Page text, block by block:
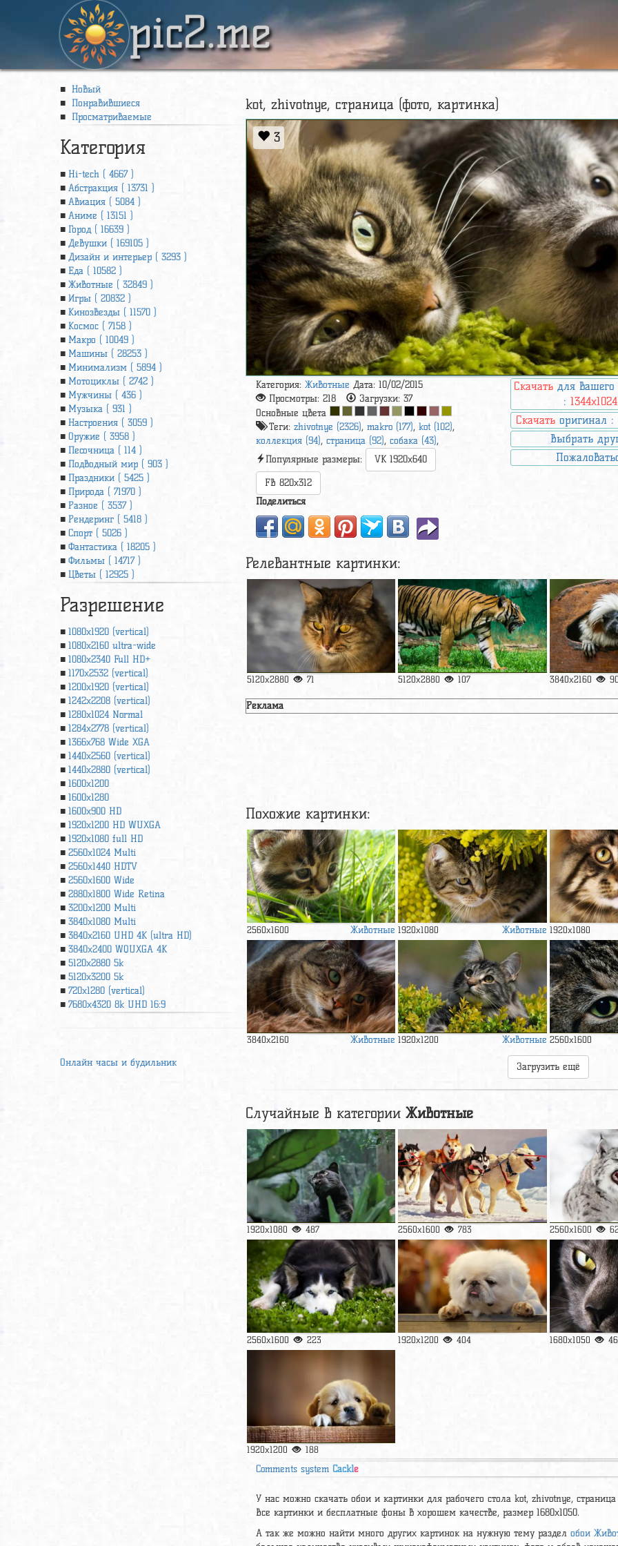
pic2.me
Новый
Понравившиеся
Просматриваемые
Категория
Hi-tech ( 4667 )
Абстракция ( 13731 )
Авиация ( 5084 )
Аниме ( 13151 )
Город ( 16639 )
Девушки ( 169105 )
Дизайн и интерьер ( 3293 )
Еда ( 10582 )
Животные ( 32849 )
Игры ( 20832 )
Кинозвезды ( 11570 )
Космос ( 7158 )
Макро ( 10049 )
Машины ( 28253 )
Минимализм ( 5894 )
Мотоциклы ( 2742 )
Мужчины ( 436 )
Музыка ( 931 )
Настроения ( 3059 )
Оружие ( 3958 )
Песочница ( 114 )
Подводный мир ( 903 )
Праздники ( 5425 )
Природа ( 71970 )
Разное ( 3537 )
Рендеринг ( 5418 )
Спорт ( 5026 )
Фантастика ( 18205 )
Фильмы ( 14717 )
Цветы ( 12925 )
Разрешение
1080x1920 (vertical)
1080x2160 ultra-wide
1080x2340 Full HD+
1170x2532 (vertical)
1200x1920 (vertical)
1242x2208 (vertical)
1280x1024 Normal
1284x2778 (vertical)
1366х768 Wide XGA
1440x2560 (vertical)
1440x2880 (vertical)
1600x1200
1600x1280
1600x900 HD
1920x1200 HD WUXGA
1920х1080 full HD
2560x1024 Multi
2560x1440 HDTV
2560x1600 Wide
2880x1800 Wide Retina
3200x1200 Multi
3840x1080 Multi
3840x2160 UHD 4К (ultra HD)
3840x2400 WQUXGA 4K
5120x2880 5k
5120x3200 5k
720x1280 (vertical)
7680x4320 8k UHD 16:9
Онлайн часы и будильник
kot, zhivotnye, страница (фото, картинка)
3
Категория:Животные Дата: 10/02/2015
Просмотры:218 Загрузки:37
Основные цвета
Теги:zhivotnye (2326),makro (177),kot (102),
коллекция (94),страница (92),собака (43),
Популярные размеры:
VK 1920x640
FB 820x312
Скачать для
:1344x1024
Скачать оригинал :
Выбрать
Поделиться
Релевантные картинки:
5120x2880 71 5120x2880 107 3840x2160
Реклама
Похожие картинки:
2560x1600 Животные 1920x1080 Животные 1920x1080
3840x2160 Животные 1920x1200 Животные 2560x1600
Загрузить ещё
Случайные в категорииЖивотные
1920x1080 487 2560x1600 783 2560x1600
2560x1600 223 1920x1200 404 1680x1050
1920x1200 188
Comments systemCackle
У нас можно скачать обои и картинки для рабочего стола kot, zhivotnye,
Все картинки и бесплатные фоны в хорошем качестве, размер 1680x1050.
А так же можно найти много других картинок на нужную тему разделобои